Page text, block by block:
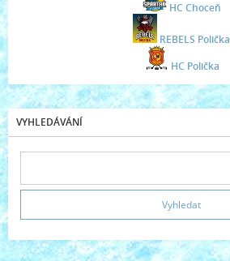
HC Choceň
REBELS Polička
HC Polička
VYHLEDÁVÁNÍ